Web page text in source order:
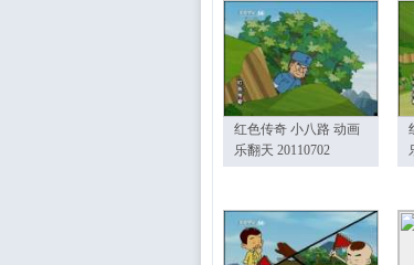
红色传奇 小八路 动画
乐翻天 20110702